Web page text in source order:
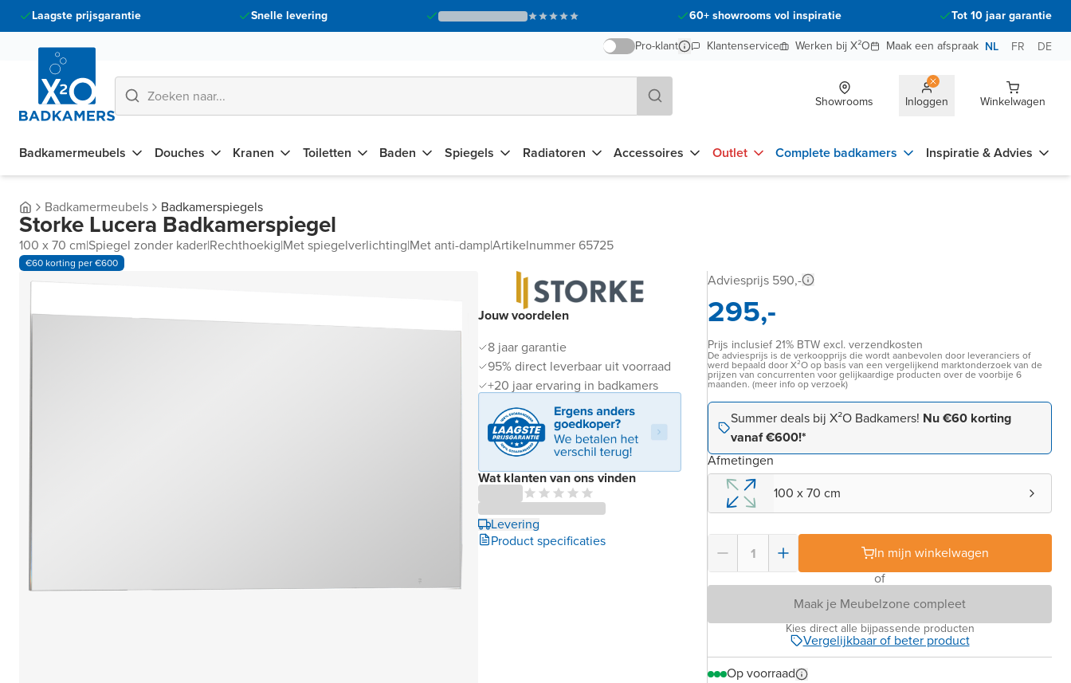
Laagste prijsgarantie Snelle levering 60+ showrooms vol inspiratie
Tot 10 jaar garantie
Pro-klant
Klantenservice Werken bij X²O Maak een afspraak NL FR DE
Showrooms Inloggen Winkelwagen
Badkamermeubels Douches Kranen Toiletten Baden Spiegels Radiatoren Accessoires Outlet Complete badkamers Inspiratie & Advies
Badkamermeubels Badkamerspiegels
Storke Lucera Badkamerspiegel
100 x 70 cm|Spiegel zonder kader|Rechthoekig|Met spiegelverlichting|Met anti-damp|Artikelnummer 65725
€60 korting per €600
Jouw voordelen
8 jaar garantie
95% direct leverbaar uit voorraad
+20 jaar ervaring in badkamers
Wat klanten van ons vinden
Levering
Product specificaties
Adviesprijs 590,-
295,-
Prijs inclusief 21% BTW excl. verzendkosten
De adviesprijs is de verkoopprijs die wordt aanbevolen door leveranciers of
werd bepaald door X²O op basis van een vergelijkend marktonderzoek van de
prijzen van concurrenten voor gelijkaardige producten over de voorbije 6
maanden. (meer info op verzoek)
Summer deals bij X²O Badkamers! Nu €60 korting
vanaf €600!*
Afmetingen
100 x 70 cm
In mijn winkelwagen
of
Maak je Meubelzone compleet
Kies direct alle bijpassende producten
Vergelijkbaar of beter product
Op voorraad